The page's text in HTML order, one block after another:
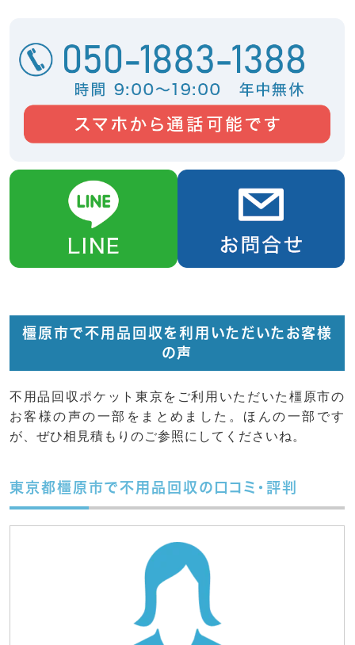
橿原市で不用品回収を利用いただいたお客様
の声
不用品回収ポケット東京をご利用いただいた橿原市の
お客様の声の一部をまとめました。ほんの一部です
が、ぜひ相見積もりのご参照にしてくださいね。
東京都橿原市で不用品回収の口コミ・評判